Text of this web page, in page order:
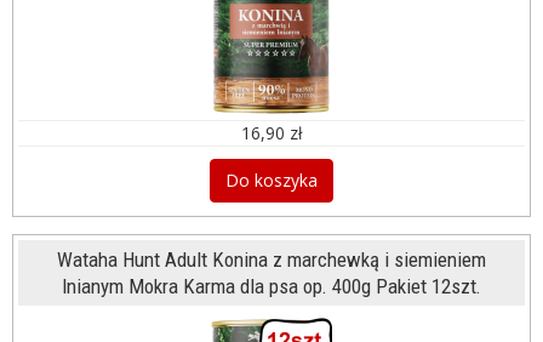
16,90 zł
Do koszyka
Wataha Hunt Adult Konina z marchewką i siemieniem
lnianym Mokra Karma dla psa op. 400g Pakiet 12szt.